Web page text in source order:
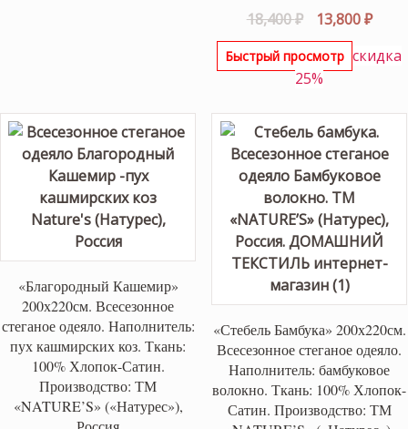
18,400₽
цена
составляла
18,400 ₽.
13,800₽
Быстрый просмотр скидка
25%
«Благородный Кашемир»
200х220см. Всесезонное
стеганое одеяло. Наполнитель:
пух кашмирских коз. Ткань:
100% Хлопок-Сатин.
Производство: ТМ
«NATURE’S» («Натурес»),
«Стебель Бамбука» 200х220см.
Всесезонное стеганое одеяло.
Наполнитель: бамбуковое
волокно. Ткань: 100% Хлопок-
Сатин. Производство: ТМ